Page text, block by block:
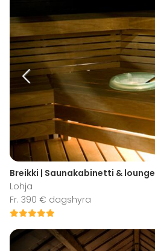
Breikki | Saunakabinetti & lounge
Lohja
Fr. 390 € dagshyra